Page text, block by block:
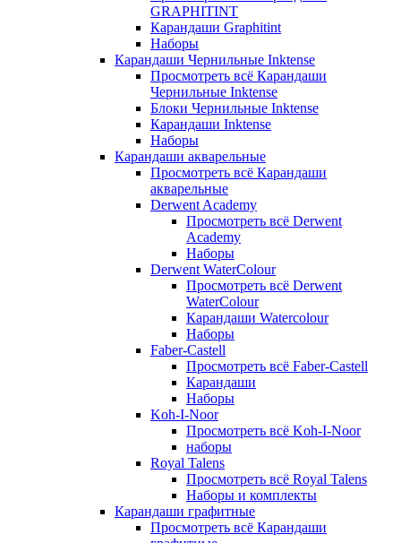
GRAPHITINT
Карандаши Graphitint
Наборы
Карандаши Чернильные Inktense
Просмотреть всё Карандаши
Чернильные Inktense
Блоки Чернильные Inktense
Карандаши Inktense
Наборы
Карандаши акварельные
Просмотреть всё Карандаши
акварельные
Derwent Academy
Просмотреть всё Derwent
Academy
Наборы
Derwent WaterColour
Просмотреть всё Derwent
WaterColour
Карандаши Watercolour
Наборы
Faber-Castell
Просмотреть всё Faber-Castell
Карандаши
Наборы
Koh-I-Noor
Просмотреть всё Koh-I-Noor
наборы
Royal Talens
Просмотреть всё Royal Talens
Наборы и комплекты
Карандаши графитные
Просмотреть всё Карандаши